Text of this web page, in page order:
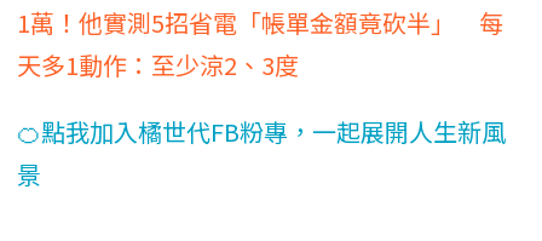
1萬！他實測5招省電「帳單金額竟砍半」 每
天多1動作：至少涼2、3度
🍊點我加入橘世代FB粉專，一起展開人生新風
景